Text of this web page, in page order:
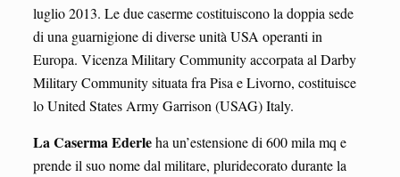
luglio 2013. Le due caserme costituiscono la doppia sede
di una guarnigione di diverse unità USA operanti in
Europa. Vicenza Military Community accorpata al Darby
Military Community situata fra Pisa e Livorno, costituisce
lo United States Army Garrison (USAG) Italy.
La Caserma Ederleha un’estensione di 600 mila mq e
prende il suo nome dal militare, pluridecorato durante la